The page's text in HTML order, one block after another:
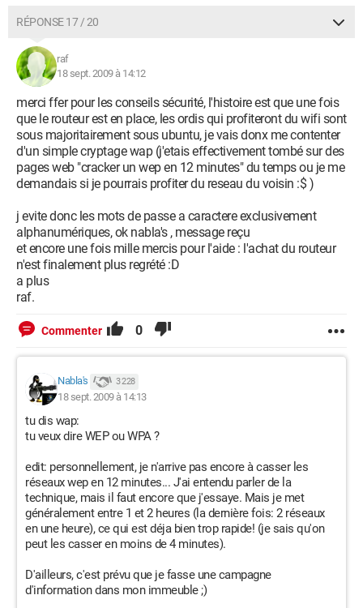
RÉPONSE 17 / 20
raf
18 sept. 2009 à 14:12
merci ffer pour les conseils sécurité, l'histoire est que une fois
que le routeur est en place, les ordis qui profiteront du wifi sont
sous majoritairement sous ubuntu, je vais donx me contenter
d'un simple cryptage wap (j'etais effectivement tombé sur des
pages web "cracker un wep en 12 minutes" du temps ou je me
demandais si je pourrais profiter du reseau du voisin :$ )
j evite donc les mots de passe a caractere exclusivement
alphanumériques, ok nabla's , message reçu
et encore une fois mille mercis pour l'aide : l'achat du routeur
n'est finalement plus regrété :D
a plus
raf.
Commenter 0
Nabla's 3 228
18 sept. 2009 à 14:13
tu dis wap:
tu veux dire WEP ou WPA ?
edit: personnellement, je n'arrive pas encore à casser les
réseaux wep en 12 minutes... J'ai entendu parler de la
technique, mais il faut encore que j'essaye. Mais je met
généralement entre 1 et 2 heures (la dernière fois: 2 réseaux
en une heure), ce qui est déja bien trop rapide! (je sais qu'on
peut les casser en moins de 4 minutes).
D'ailleurs, c'est prévu que je fasse une campagne
d'information dans mon immeuble ;)